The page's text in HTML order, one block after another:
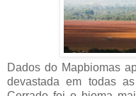
Dados do Mapbiomas
devastada em todas